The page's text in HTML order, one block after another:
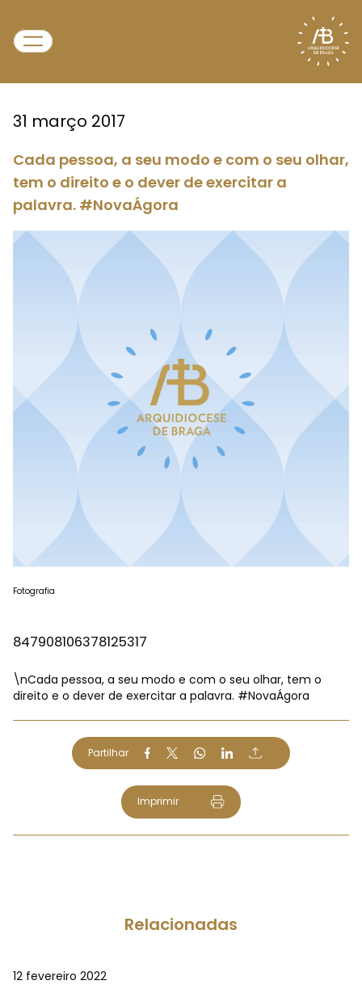
31 março 2017
Cada pessoa, a seu modo e com o seu olhar,
tem o direito e o dever de exercitar a
palavra. #NovaÁgora
Fotografia
847908106378125317
\nCada pessoa, a seu modo e com o seu olhar, tem o
direito e o dever de exercitar a palavra. #NovaÁgora
Partilhar
Imprimir
Relacionadas
12 fevereiro 2022